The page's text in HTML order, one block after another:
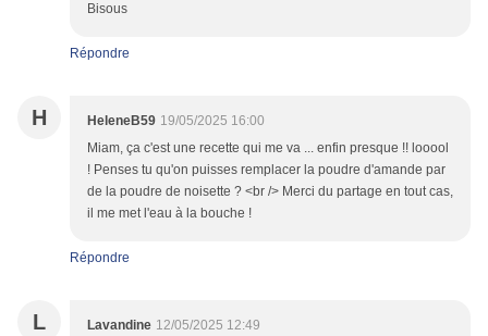
Bisous
Répondre
H HeleneB59 19/05/2025 16:00
Miam, ça c'est une recette qui me va ... enfin presque !! looool
! Penses tu qu'on puisses remplacer la poudre d'amande par
de la poudre de noisette ? <br /> Merci du partage en tout cas,
il me met l'eau à la bouche !
Répondre
L Lavandine 12/05/2025 12:49